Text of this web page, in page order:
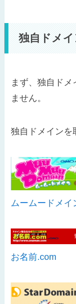
独自ドメ
まず、独自ド
ません。
独自ドメインを
ムームードメイ
お名前.com